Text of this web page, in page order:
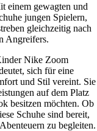
einem gewagten und
jungen Spielern,
gleichzeitig nach
Angreifers.
Nike Zoom
sich für eine
und Stil vereint. Sie
auf dem Platz
besitzen möchten. Ob
Schuhe sind bereit,
zu begleiten.